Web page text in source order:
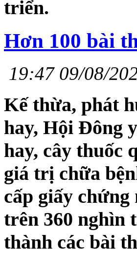
triển.
Hơn 100 bài
19:47 09/08/
Kế thừa, phát
hay, Hội Đông
hay, cây thuốc
giá trị chữa
cấp giấy
trên 360 nghìn
thành các bài